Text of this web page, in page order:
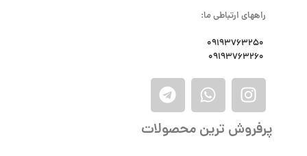
راههای ارتباطی ما:
09193763250
09193763260
پرفروش ترین محصولات